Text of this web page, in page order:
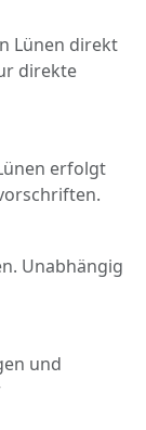
erfolgt
Unabhängig
Lünen direkt
direkte
und